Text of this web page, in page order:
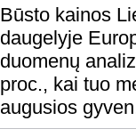
Būsto kainos
daugelyje
duomenų
proc., kai tuo
augusios